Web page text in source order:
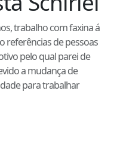
trabalho com faxina á
referências de pessoas
pelo qual parei de
a mudança de
para trabalhar